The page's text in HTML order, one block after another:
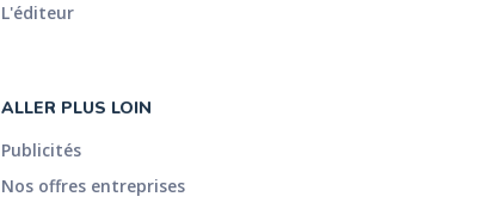
L'éditeur
ALLER PLUS LOIN
Publicités
Nos offres entreprises